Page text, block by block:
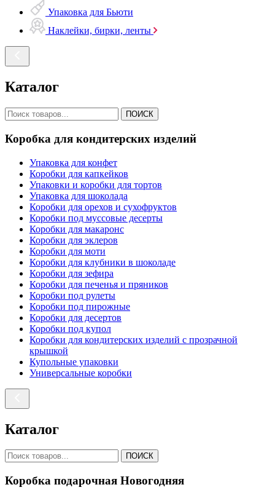
Упаковка для Бьюти
Наклейки, бирки, ленты
Каталог
ПОИСК
Коробка для кондитерских изделий
Упаковка для конфет
Коробки для капкейков
Упаковки и коробки для тортов
Упаковка для шоколада
Коробки для орехов и сухофруктов
Коробки под муссовые десерты
Коробки для макаронс
Коробки для эклеров
Коробки для моти
Коробки для клубники в шоколаде
Коробки для зефира
Коробки для печенья и пряников
Коробки под рулеты
Коробки под пирожные
Коробки для десертов
Коробки под купол
Коробки для кондитерских изделий с прозрачной
крышкой
Купольные упаковки
Универсальные коробки
Каталог
ПОИСК
Коробка подарочная Новогодняя